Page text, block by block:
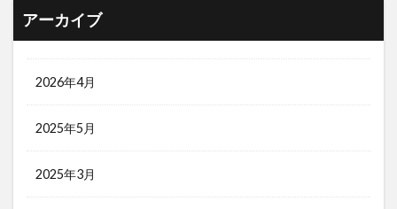
アーカイブ
2026年4月
2025年5月
2025年3月